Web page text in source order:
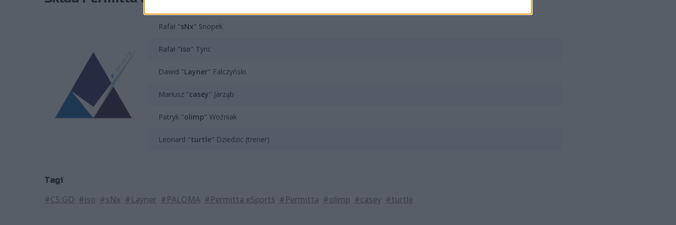
Rafał "sNx" Snopek
Rafał "iso" Tync
Dawid "Layner" Falczyński
Mariusz ''casey'' Jarząb
Patryk "olimp" Woźniak
Leonard "turtle" Dziedzic (trener)
Tagi
#CS:GO #iso #sNx #Layner #PALOMA #Permitta eSports #Permitta #olimp #casey #turtle